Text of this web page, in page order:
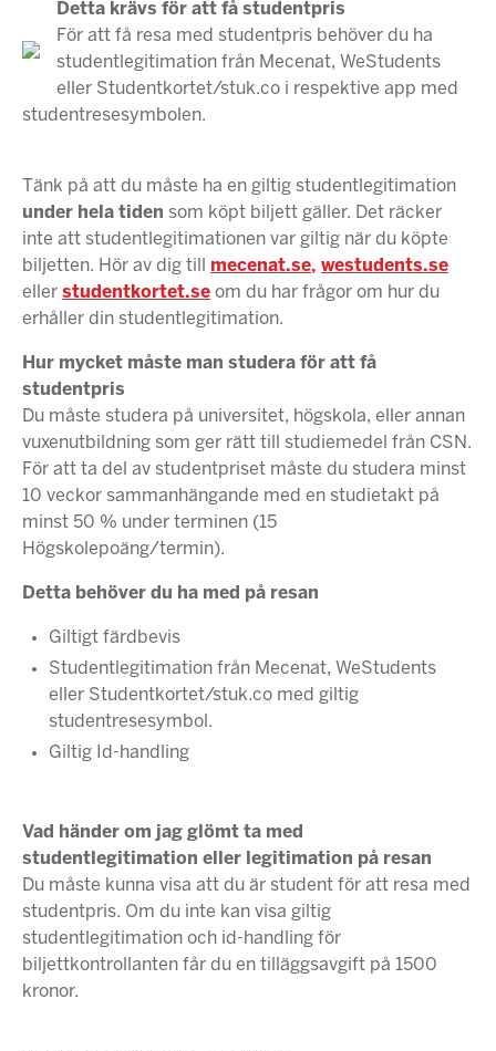
Detta krävs för att få studentpris
För att få resa med studentpris behöver du ha
studentlegitimation från Mecenat, WeStudents
eller Studentkortet/stuk.co i respektive app med
studentresesymbolen.
Tänk på att du måste ha en giltig studentlegitimation
under hela tiden som köpt biljett gäller. Det räcker
inte att studentlegitimationen var giltig när du köpte
biljetten. Hör av dig till mecenat.se, westudents.se
eller studentkortet.se om du har frågor om hur du
erhåller din studentlegitimation.
Hur mycket måste man studera för att få
studentpris
Du måste studera på universitet, högskola, eller annan
vuxenutbildning som ger rätt till studiemedel från CSN.
För att ta del av studentpriset måste du studera minst
10 veckor sammanhängande med en studietakt på
minst 50 % under terminen (15
Högskolepoäng/termin).
Detta behöver du ha med på resan
Giltigt färdbevis
Studentlegitimation från Mecenat, WeStudents
eller Studentkortet/stuk.co med giltig
studentresesymbol.
Giltig Id-handling
Vad händer om jag glömt ta med
studentlegitimation eller legitimation på resan
Du måste kunna visa att du är student för att resa med
studentpris. Om du inte kan visa giltig
studentlegitimation och id-handling för
biljettkontrollanten får du en tilläggsavgift på 1500
kronor.